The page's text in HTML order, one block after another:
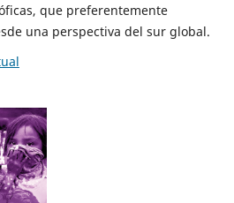
que preferentemente
una perspectiva del sur global.